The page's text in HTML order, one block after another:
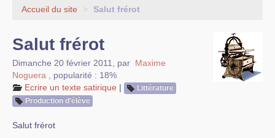
La ruche
EDITO
Accueil du site > Salut frérot
Salut frérot
Dimanche 20 février 2011 par Maxime
Noguera
popularité : 18%
Ecrire un texte satirique |
Littérature
Production d’élève
Salut frérot